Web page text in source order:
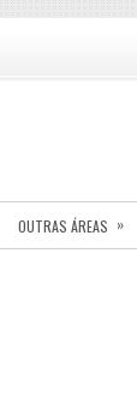
OUTRAS ÁREAS »